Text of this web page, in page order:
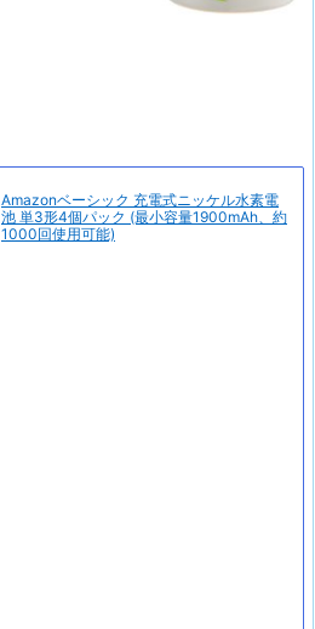
Amazonベーシック 充電式ニッケル水素電
池 単3形4個パック (最小容量1900mAh、約
1000回使用可能)